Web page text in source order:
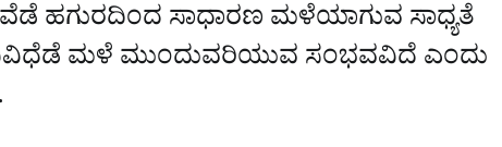
ಹಗುರದಿಂದ ಸಾಧಾರಣ ಮಳೆಯಾಗುವ ಸಾಧ್ಯತೆ
ಮಳೆ ಮುಂದುವರಿಯುವ ಸಂಭವವಿದೆ ಎಂದು